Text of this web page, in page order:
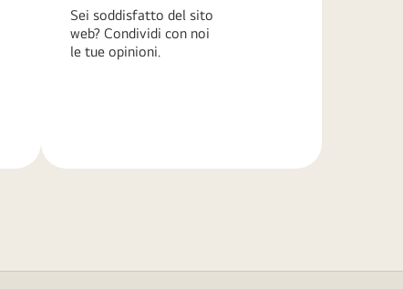
Sei soddisfatto del sito
web? Condividi con noi
le tue opinioni.